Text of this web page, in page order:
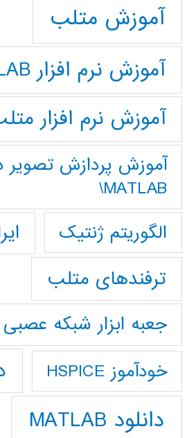
آموزش متلب
آموزش نرم افزار MATLAB
آموزش نرم افزار
آموزش پردازش تصوير
MATLAB\
الگوریتم ژنتیک
ترفندهای متلب
جعبه ابزار شبکه عصبی
خودآموز HSPICE
دانلود MATLAB